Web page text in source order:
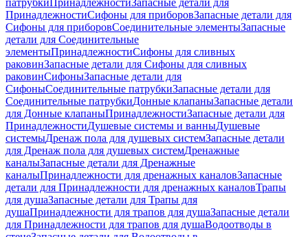
патрубкиПринадлежностиЗапасные детали для
ПринадлежностиСифоны для приборовЗапасные детали для
Сифоны для приборовСоединительные элементыЗапасные
детали для Соединительные
элементыПринадлежностиСифоны для сливных
раковинЗапасные детали для Сифоны для сливных
раковинСифоныЗапасные детали для
СифоныСоединительные патрубкиЗапасные детали для
Соединительные патрубкиДонные клапаныЗапасные детали
для Донные клапаныПринадлежностиЗапасные детали для
ПринадлежностиДушевые системы и ванныДушевые
системыДренаж пола для душевых системЗапасные детали
для Дренаж пола для душевых системДренажные
каналыЗапасные детали для Дренажные
каналыПринадлежности для дренажных каналовЗапасные
детали для Принадлежности для дренажных каналовТрапы
для душаЗапасные детали для Трапы для
душаПринадлежности для трапов для душаЗапасные детали
для Принадлежности для трапов для душаВодоотводы в